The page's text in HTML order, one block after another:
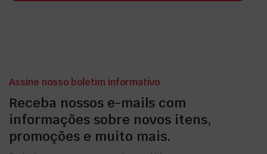
Assine nosso boletim informativo
Receba nossos e-mails com
informações sobre novos itens,
promoções e muito mais.